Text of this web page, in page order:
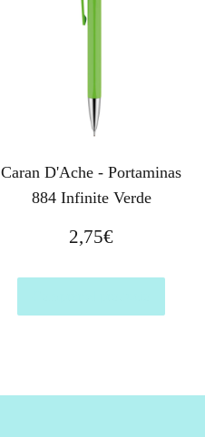
Caran D'Ache - Portaminas
884 Infinite Verde
2,75€